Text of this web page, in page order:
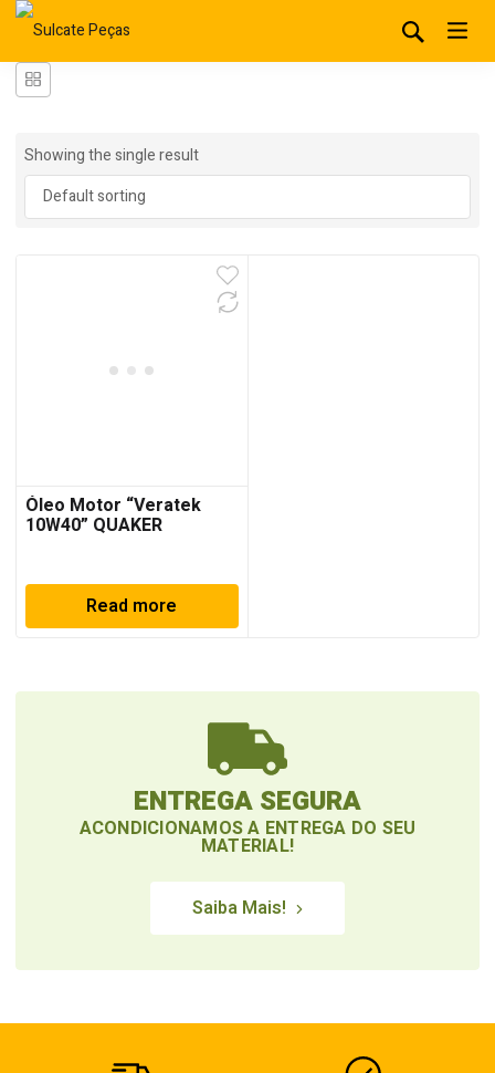
Showing the single result
Óleo Motor “Veratek
10W40” QUAKER
Read more
ENTREGA SEGURA
ACONDICIONAMOS A ENTREGA DO SEU
MATERIAL!
Saiba Mais!